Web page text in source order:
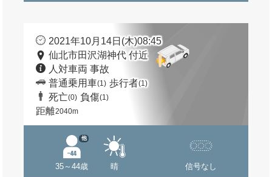
2021年10月14日(木)08:45
仙北市田沢湖神代 付近
人対車両 事故
普通乗用車(1) 歩行者(1)
死亡(0) 負傷(1)
距離2040m
35～44歳
他
晴 信号なし